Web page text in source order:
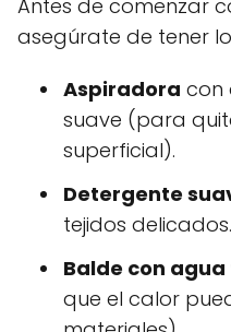
Antes de comenzar
asegúrate de tener
Aspiradora con
suave (para
superficial).
Detergente
tejidos delicados.
Balde con
que el calor